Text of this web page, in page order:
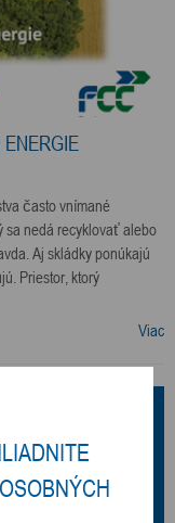
ENERGIE
často vnímané
sa nedá recyklovať alebo
Aj skládky ponúkajú
Priestor, ktorý
Viac